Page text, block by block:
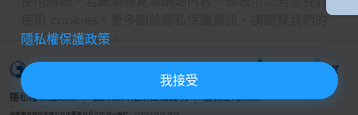
關閉選單
隱私權保護政策 個人資料蒐集告知聲明 服務使用條款
隱私權保護政策。
我接受